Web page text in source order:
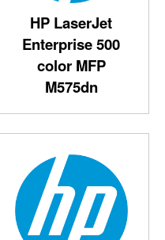
HP LaserJet
Enterprise 500
color MFP
M575dn‎